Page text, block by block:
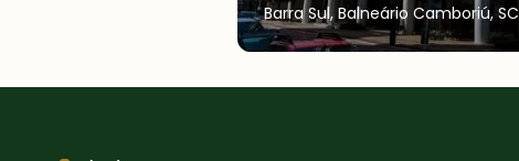
Barra Sul, Balneário Camboriú, SC